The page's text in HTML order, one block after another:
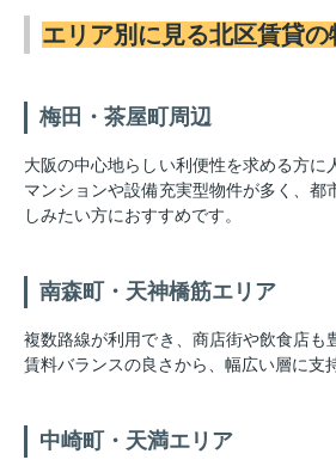
エリア別に見る北区賃貸の
梅田・茶屋町周辺
大阪の中心地らしい利便性を求める方に
マンションや設備充実型物件が多く、都
しみたい方におすすめです。
南森町・天神橋筋エリア
複数路線が利用でき、商店街や飲食店も
賃料バランスの良さから、幅広い層に支
中崎町・天満エリア